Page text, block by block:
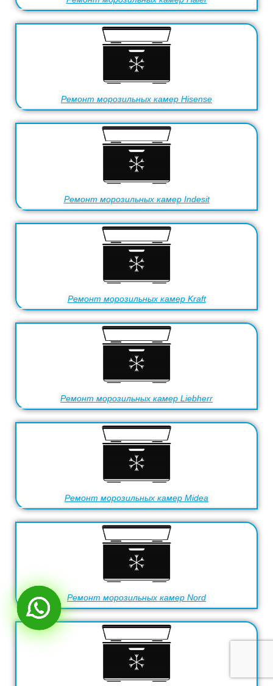
Ремонт морозильных камер Hisense
Ремонт морозильных камер Indesit
Ремонт морозильных камер Kraft
Ремонт морозильных камер Liebherr
Ремонт морозильных камер Midea
Ремонт морозильных камер Nord